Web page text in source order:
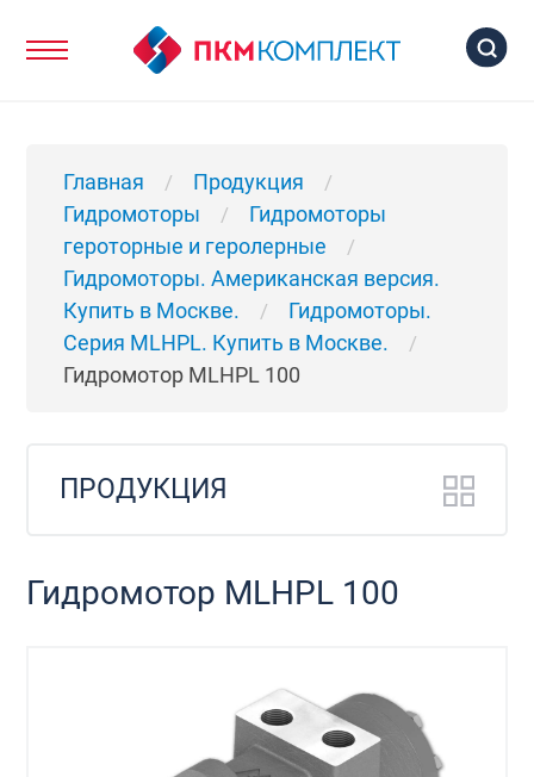
Главная / Продукция /
Гидромоторы /
Гидромоторы
героторные и геролерные
/
Гидромоторы. Американская версия.
Купить в Москве.
/
Гидромоторы.
Серия MLHPL. Купить в Москве.
/
Гидромотор MLHPL 100
ПРОДУКЦИЯ
Гидромотор MLHPL 100